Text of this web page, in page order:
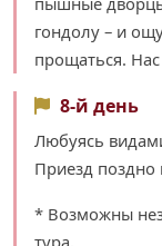
гондолу – и
прощаться.
8-й день
Любуясь
Приезд поздно
* Возможны
тура.